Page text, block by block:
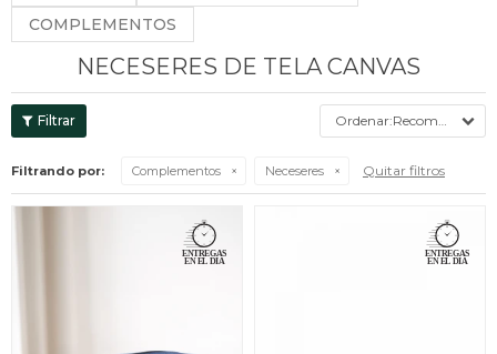
COMPLEMENTOS
NECESERES DE TELA CANVAS
Recomendados
Filtrando por: Complementos Neceseres Quitar filtros